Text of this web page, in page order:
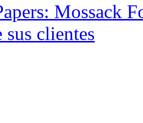
Mossack
sus clientes